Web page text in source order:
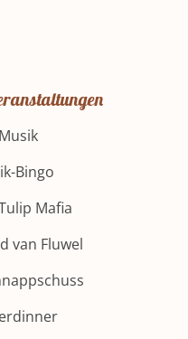
Bingo
Mafia
van Fluwel